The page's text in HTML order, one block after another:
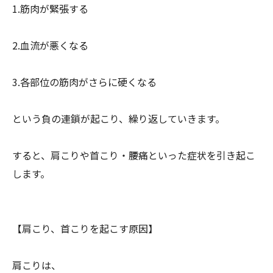
1.筋肉が緊張する
2.血流が悪くなる
3.各部位の筋肉がさらに硬くなる
という負の連鎖が起こり、繰り返していきます。
すると、肩こりや首こり・腰痛といった症状を引き起こ
します。
【肩こり、首こりを起こす原因】
肩こりは、